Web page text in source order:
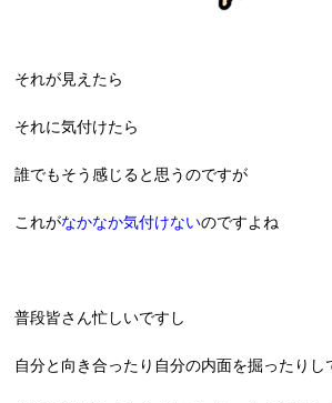
それが見えたら
それに気付けたら
誰でもそう感じると思うのですが
これがなかなか気付けないのですよね
普段皆さん忙しいですし
自分と向き合ったり自分の内面を掘ったりし